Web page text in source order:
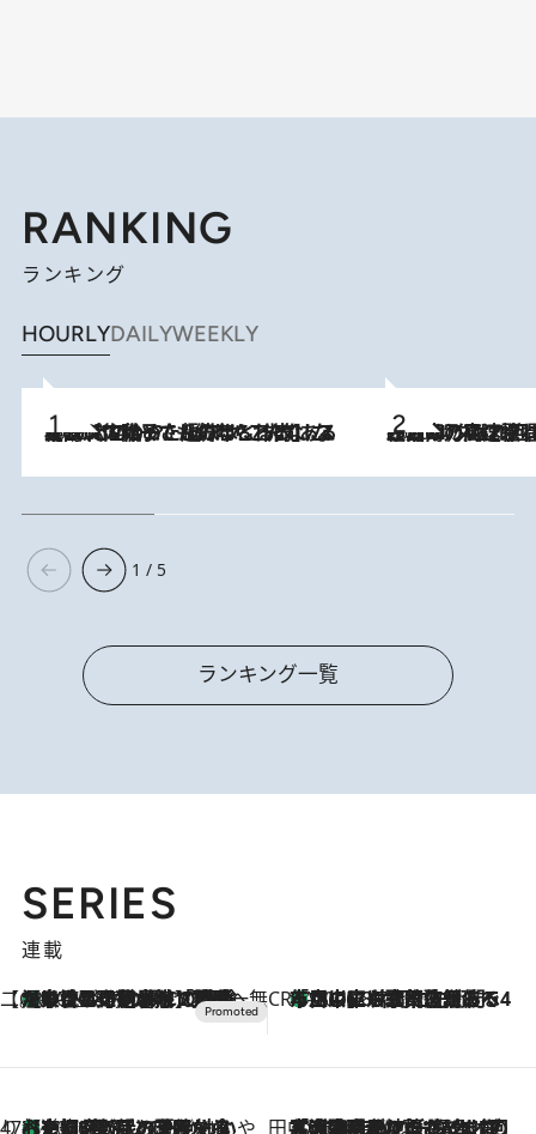
RANKING
ランキング
HOURLYDAILYWEEKLY
2026.8.5
【阿川佐和子さんの年とる力】なぜ70代で始めた趣味は“こんなに楽しい”のか？ ピアノ、俳句…スランプに陥っても続けられる“ある秘訣”とは 2026.8.7
「湘南乃風に憧れて」観客大盛上がりの“タオル回し”に、ラッパー顔負けの高速歌唱まで…さだまさし（74）のアグレッシブすぎる現在地
1 / 5
ランキング一覧
SERIES
連載
【CREA×星野リゾート】唯一無二。癒しと発見が待つ場所へ
2026.8.7
【トンボの足水浴】ヒノキの香りに包まれて涼感マックス！約13℃の湧水かけ流しを避暑地「星野温泉 トンボの湯」で体験 CREA'S CHOICE
2026.8.7
「立川にも歌舞伎があるんだよ」 片岡仁左衛門・市川中車ら豪華座組みで4年目の立川立飛歌舞伎へ
47都道府県の手みやげ ひんやりスイーツで夏を満喫
2026.8.7
【京都府】この夏絶対食べたい 冷やしておいしいおやつ3選 ひと口目から心を掴む新緑のテリーヌ 田中稲の勝手に再ブーム
2026.8.7
「湘南乃風に憧れて」観客大盛上がりの“タオル回し”に、ラッパー顔負けの高速歌唱まで…さだまさし（74）のアグレッシブすぎる現在地